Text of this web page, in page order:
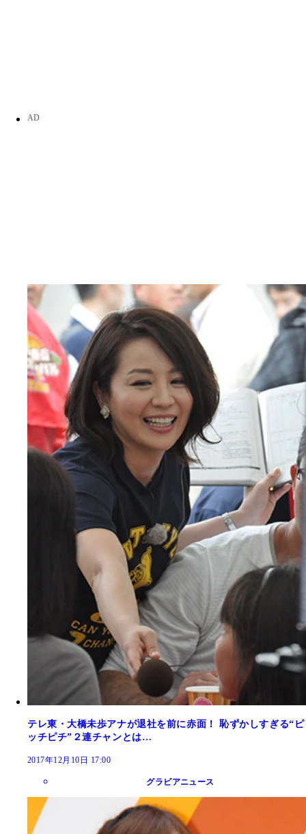
テレ東・大橋未歩アナが退社を前に赤面！ 恥ずかしすぎる“ピ
ッチピチ”２連チャンとは…
2017年12月10日 17:00
グラビアニュース